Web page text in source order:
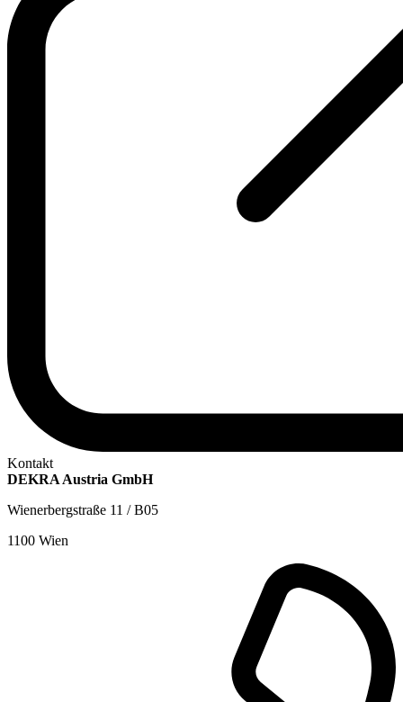
Kontakt
DEKRA Austria GmbH
Wienerbergstraße 11 / B05
1100 Wien